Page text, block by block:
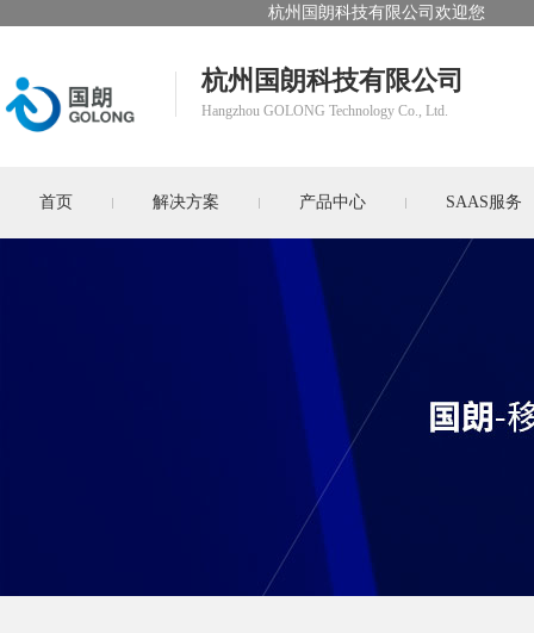
杭州国朗科技有限公司欢迎您
杭州国朗科技有限公司
Hangzhou GOLONG Technology Co., Ltd.
首页 解决方案 产品中心 SAAS服务